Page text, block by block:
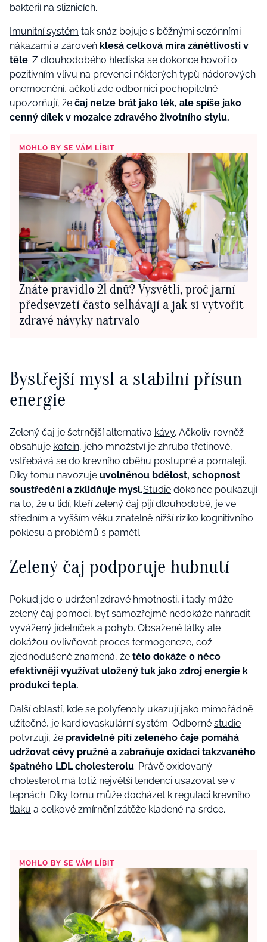
bakterií na sliznicích.
Imunitní systém tak snáz bojuje s běžnými sezónními
nákazami a zároveň klesá celková míra zánětlivosti v
těle. Z dlouhodobého hlediska se dokonce hovoří o
pozitivním vlivu na prevenci některých typů nádorových
onemocnění, ačkoli zde odborníci pochopitelně
upozorňují, že čaj nelze brát jako lék, ale spíše jako
cenný dílek v mozaice zdravého životního stylu.
MOHLO BY SE VÁM LÍBIT
Znáte pravidlo 21 dnů? Vysvětlí, proč jarní
předsevzetí často selhávají a jak si vytvořit
zdravé návyky natrvalo
Bystřejší mysl a stabilní přísun
energie
Zelený čaj je šetrnější alternativa kávy. Ačkoliv rovněž
obsahuje kofein, jeho množství je zhruba třetinové,
vstřebává se do krevního oběhu postupně a pomaleji.
Díky tomu navozuje uvolněnou bdělost, schopnost
soustředění a zklidňuje mysl.Studie dokonce poukazují
na to, že u lidí, kteří zelený čaj pijí dlouhodobě, je ve
středním a vyšším věku znatelně nižší riziko kognitivního
poklesu a problémů s pamětí.
Zelený čaj podporuje hubnutí
Pokud jde o udržení zdravé hmotnosti, i tady může
zelený čaj pomoci, byť samozřejmě nedokáže nahradit
vyvážený jídelníček a pohyb. Obsažené látky ale
dokážou ovlivňovat proces termogeneze, což
zjednodušeně znamená, že tělo dokáže o něco
efektivněji využívat uložený tuk jako zdroj energie k
produkci tepla.
Další oblastí, kde se polyfenoly ukazují jako mimořádně
užitečné, je kardiovaskulární systém. Odborné studie
potvrzují, že pravidelné pití zeleného čaje pomáhá
udržovat cévy pružné a zabraňuje oxidaci takzvaného
špatného LDL cholesterolu. Právě oxidovaný
cholesterol má totiž největší tendenci usazovat se v
tepnách. Díky tomu může docházet k regulaci krevního
tlaku a celkové zmírnění zátěže kladené na srdce.
MOHLO BY SE VÁM LÍBIT